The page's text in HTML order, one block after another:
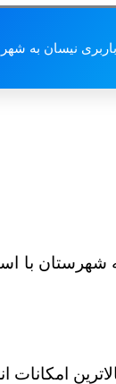
باربری نیسان به
با